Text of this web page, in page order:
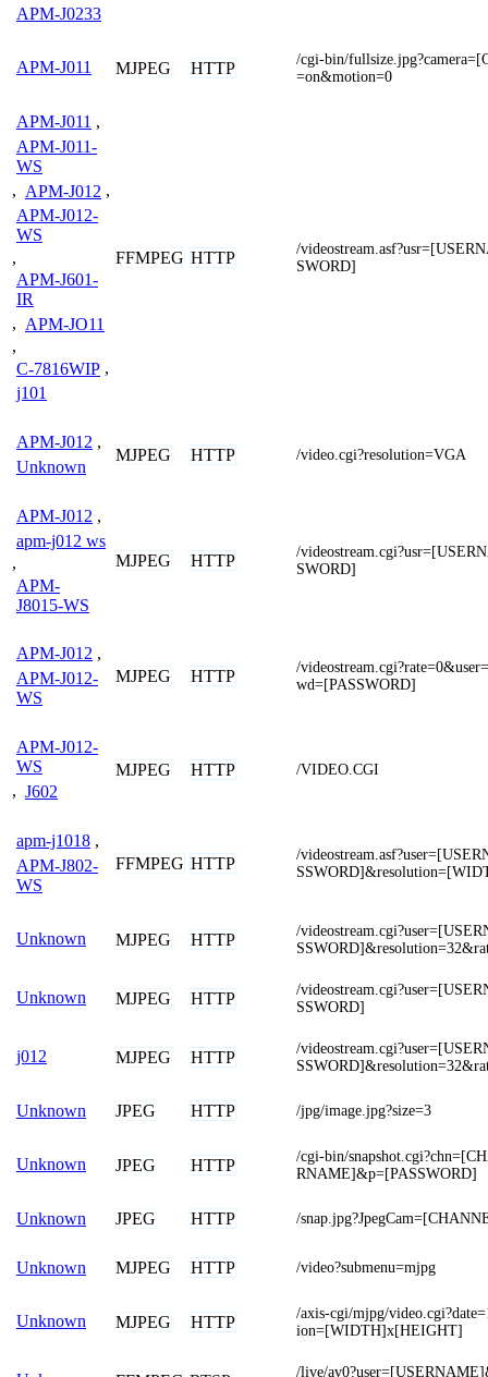
APM-J0233
APM-J011 MJPEG HTTP
/cgi-bin/
=on&motion=0
APM-J011 ,
APM-J011-
WS
, APM-J012 ,
APM-J012-
WS
,
APM-J601-
IR
, APM-JO11
,
C-7816WIP ,
j101
FFMPEG HTTP
/
SWORD]
APM-J012 ,
Unknown
MJPEG HTTP /video.cgi?resolution=VGA
APM-J012 ,
apm-j012 ws
,
APM-
J8015-WS
MJPEG HTTP
/
SWORD]
APM-J012 ,
APM-J012-
WS
MJPEG HTTP
/
wd=[PASSWORD]
APM-J012-
WS
, J602
MJPEG HTTP /VIDEO.CGI
apm-j1018 ,
APM-J802-
WS
FFMPEG HTTP
/
Unknown MJPEG HTTP
/
Unknown MJPEG HTTP
/
SSWORD]
j012 MJPEG HTTP
/
Unknown JPEG HTTP /jpg/image.jpg?size=3
Unknown JPEG HTTP
/cgi-bin/
RNAME]&p=[PASSWORD]
Unknown JPEG HTTP /
Unknown MJPEG HTTP /video?submenu=mjpg
Unknown MJPEG HTTP
/axis-cgi/mjpg/
ion=[WIDTH]x[HEIGHT]
/live/